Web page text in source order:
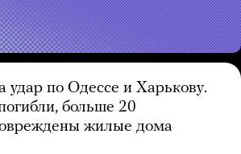
удар по Одессе и Харькову.
больше 20
жилые дома